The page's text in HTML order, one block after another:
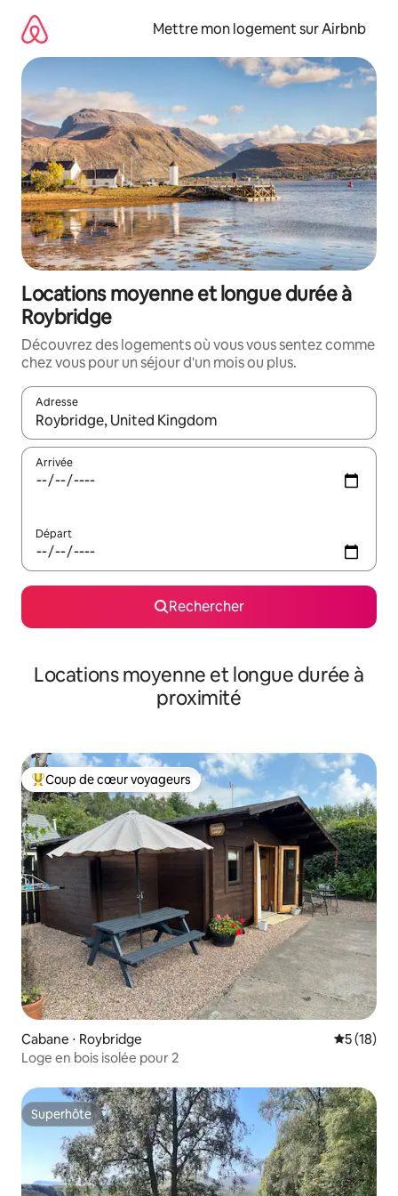
directement
contenu
Mettre mon logement sur Airbnb
Locations moyenne et longue durée à
Roybridge
Découvrez des logements où vous vous sentez comme
chez vous pour un séjour d'un mois ou plus.
Adresse
Lorsque les résultats s'affichent, utilisez les flèches vers le
Arrivée
Départ
Rechercher
Locations moyenne et longue durée à
proximité
Coups de cœur voyageurs les plus appréciés
Coup de cœur voyageurs
Cabane ⋅ Roybridge
5 (18)
Loge en bois isolée pour 2
Superhôte
Superhôte